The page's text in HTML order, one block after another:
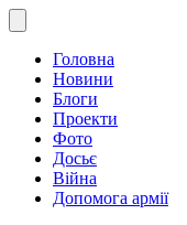
Головна
Новини
Блоги
Проекти
Фото
Досьє
Війна
Допомога армії